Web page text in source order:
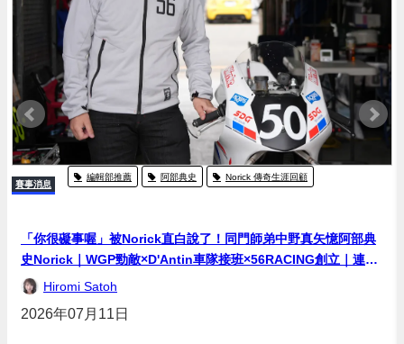
賽事消息
編輯部推薦 阿部典史 Norick 傳奇生涯回顧
「你很礙事喔」被Norick直白說了！同門師弟中野真矢憶阿部典
史Norick｜WGP勁敵×D'Antin車隊接班×56RACING創立｜連載
#30 Hiromi Satoh
2026年07月11日